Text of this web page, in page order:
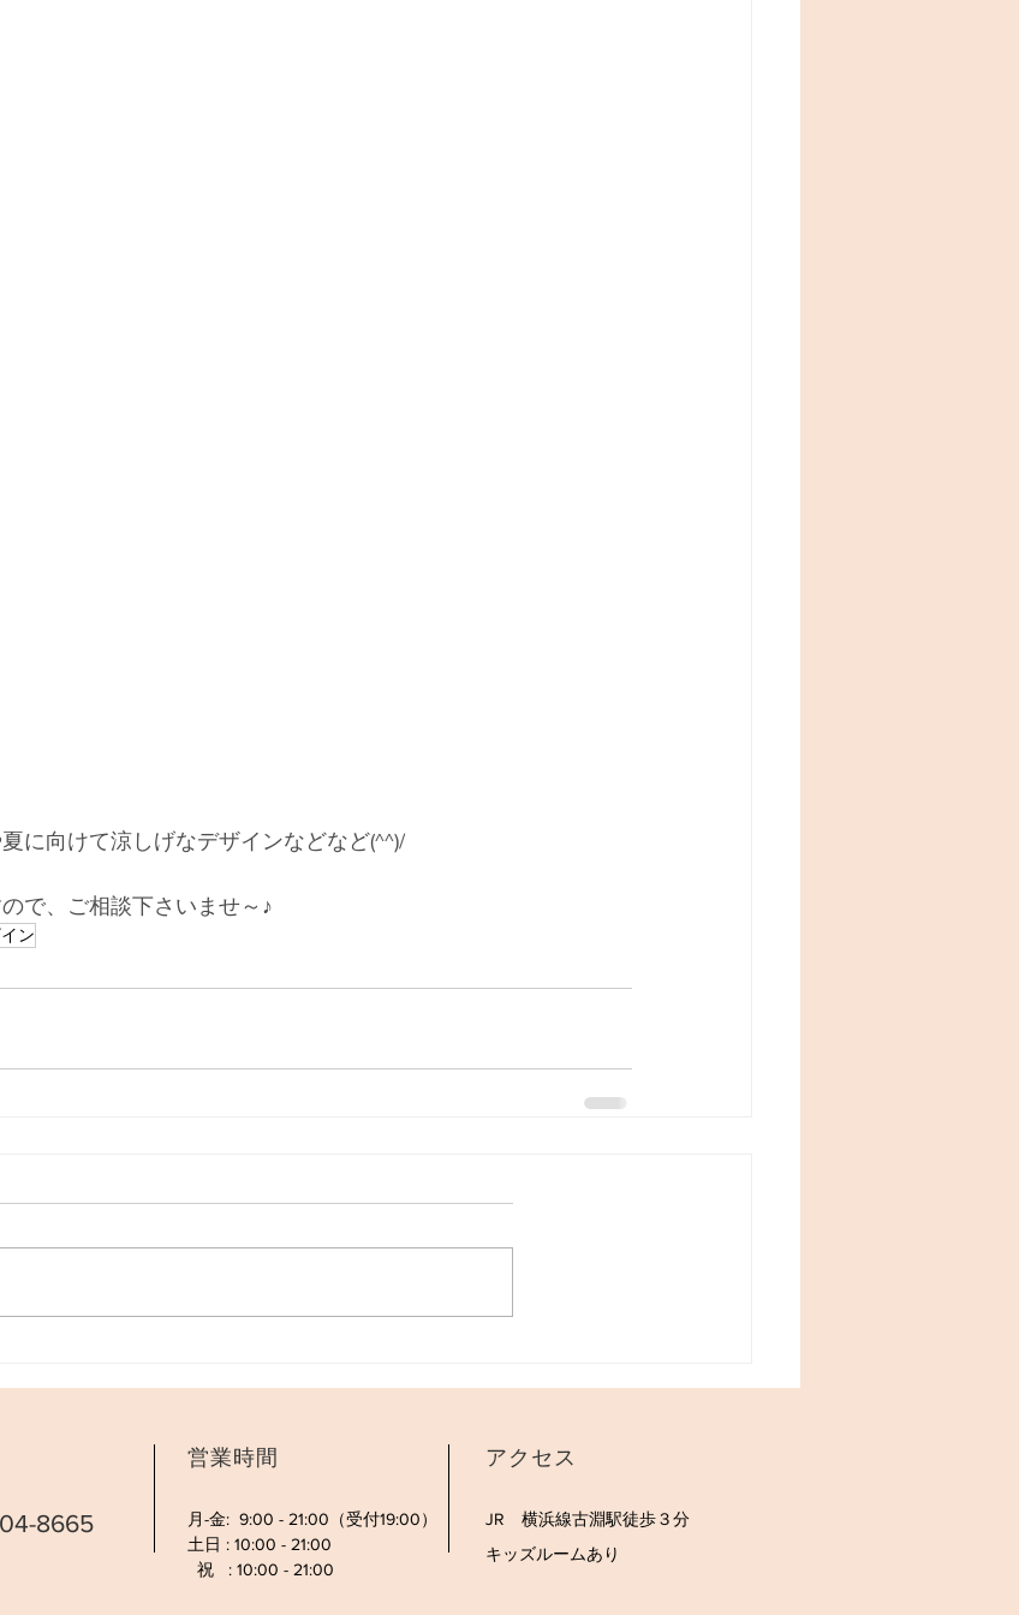
に向けて涼しげなデザインなどなど(^^)/
で、ご相談下さいませ～♪
ン
8665
​営業時間
月-金: 9:00 - 21:00（受付19:00）
土日 : 10:00 - 21:00
祝 : 10:00 - 21:00
​アクセス
JR 横浜線古淵駅徒歩３分
​キッズルームあり